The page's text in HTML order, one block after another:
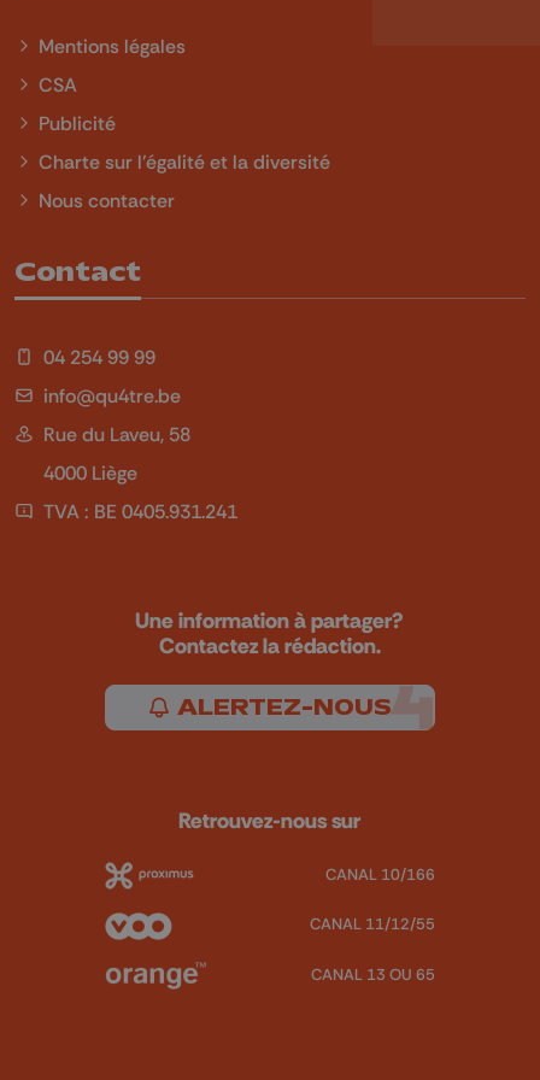
Mentions légales
CSA
Publicité
Charte sur l'égalité et la diversité
Nous contacter
Contact
04 254 99 99
info@qu4tre.be
Rue du Laveu, 58
4000 Liège
TVA : BE 0405.931.241
Une information à partager?
Contactez la rédaction.
ALERTEZ-NOUS
Retrouvez-nous sur
CANAL 10/166
CANAL 11/12/55
CANAL 13 OU 65